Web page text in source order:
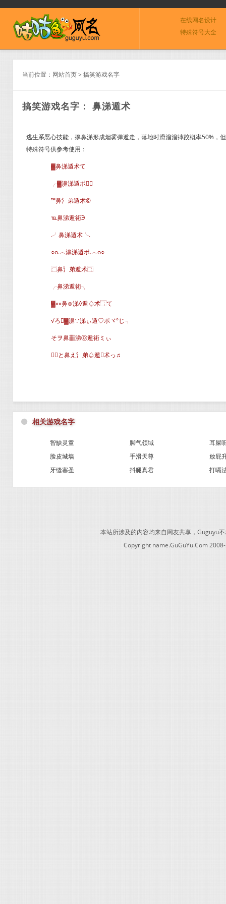
在线网名设计
特殊符号大全
当前位置： 网站首页> 搞笑游戏名字
搞笑游戏名字： 鼻涕遁术
逃生系恶心技能，擤鼻涕形成烟雾弹遁走，落地时滑溜溜摔跤概率50%，
特殊符号供参考使用：
▓鼻涕遁术て
╭▓濞涕遁ポ∈
™鼻氵弟遁术©
℡鼻涕遁術Э
.╯鼻涕遁术╰.
○o.︵濞涕遁ポ.︵o○
⿸鼻氵弟遁术⿹
╭鼻涕遁術╮
▓»»鼻⊙涕◊遁♤术⿹て
√ろ▓濞∵涕ぃ遁♡ポヾ°じ╮
そヲ鼻▦涕ⓞ遁術ミぃ
╭と鼻え氵弟♤遁术っ♬
⚫ 相关游戏名字
智缺灵童 脚气领域
耳屎
脸皮城墙
手滑天尊
放屁
牙缝塞圣
抖腿真君 打嗝
本站所涉及的内容均来自网友共享，Guguyu
Copyright name.GuGuYu.Com